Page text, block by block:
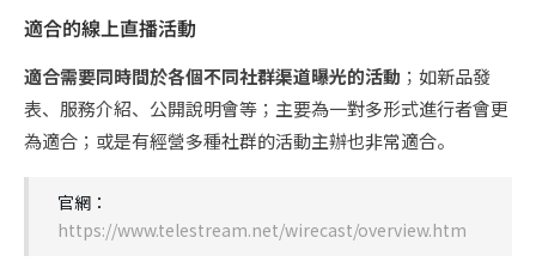
適合的線上直播活動
適合需要同時間於各個不同社群渠道曝光的活動 ；如新品發
表、服務介紹、公開說明會等；主要為一對多形式進行者會更
為適合；或是有經營多種社群的活動主辦也非常適合。
官網：
https://www.telestream.net/wirecast/overview.htm